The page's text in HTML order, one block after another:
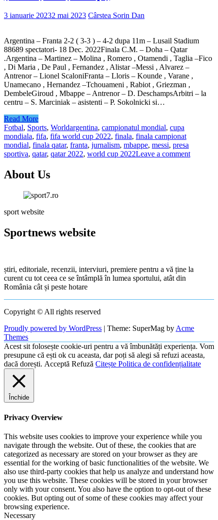
3 ianuarie 20232 mai 2023 Cârstea Sorin Dan
Argentina – Franta 2-2 ( 3-3 ) – 4-2 dupa 11m – Lusail Stadium
88689 spectatori- 18 Dec. 2022Finala C.M. – Doha – Qatar
.Argentina – Martinez – Molina , Romero , Otamendi , Taglia –Fico
, Di Maria , De Paul , Fernandez , Alistar –Messi , Alvarez –
Antrenor – Lionel ScaloniFranta – Lloris – Kounde , Varane ,
Unamecano , Hernandez –Tchouameni , Rabiot , Griezman ,
DembeleGiroud , Mbappe – Antrenor – D. DeschampsArbitri – la
centru – S. Marciniak – asistenti – P. Sokolnicki si…
Read More
Fotbal, Sports, Worldargentina, campionatul mondial, cupa
mondiala, fifa, fifa world cup 2022, finala, finala campionat
mondial, finala qatar, franta, jurnalism, mbappe, messi, presa
sportiva, qatar, qatar 2022, world cup 2022Leave a comment
About Us
sport website
Sportnews website
știri, editoriale, recenzii, interviuri, premiere pentru a vă ține la
curent cu tot ceea ce se întâmplă în lumea sportului, atât din
România cât și peste hotare
Copyright © All rights reserved
Proudly powered by WordPress | Theme: SuperMag byAcme
Themes
Acest sit folosește cookie-uri pentru a vă îmbunătăți experiența. Vom
presupune că ești ok cu aceasta, dar poți să alegi să refuzi aceasta,
dacă dorești. Acceptă Refuză Citește Politica de confidențialitate
Închide
Privacy Overview
This website uses cookies to improve your experience while you
navigate through the website. Out of these, the cookies that are
categorized as necessary are stored on your browser as they are
essential for the working of basic functionalities of the website. We
also use third-party cookies that help us analyze and understand how
you use this website. These cookies will be stored in your browser
only with your consent. You also have the option to opt-out of these
cookies. But opting out of some of these cookies may affect your
browsing experience.
Necessary